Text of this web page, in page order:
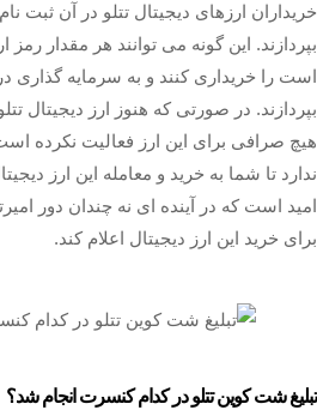
خریداران ارزهای دیجیتال تتلو در آن ثبت
بپردازند. این گونه می توانند هر مقدار
است را خریداری کنند و به سرمایه‌ گذاری
بپردازند. در صورتی که هنوز ارز دیجیتال
هیچ صرافی برای این ارز فعالیت نکرده
ندارد تا شما به خرید و معامله این ارز
امید است که در آینده ای نه چندان دور
برای خرید این ارز دیجیتال اعلام کند.
تبلیغ شت کوین تتلو در کدام کنسرت انجام شد؟